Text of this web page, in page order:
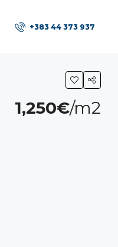
+383 44 373 937
1,250€/m2